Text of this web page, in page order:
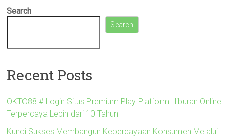
Search
Search
Recent Posts
OKTO88 # Login Situs Premium Play Platform Hiburan Online
Terpercaya Lebih dari 10 Tahun
Kunci Sukses Membangun Kepercayaan Konsumen Melalui